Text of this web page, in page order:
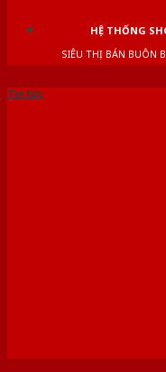
HỆ THỐNG
SIÊU THỊ BÁN BUÔN
Tin tức